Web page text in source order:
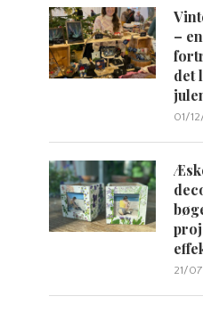
–
det
01/
21/